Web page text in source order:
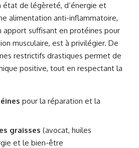
état de légèreté, d’énergie et
alimentation anti-inflammatoire,
apport suffisant en protéines pour
musculaire, est à privilégier. De
restrictifs drastiques permet de
positive, tout en respectant la
pour la réparation et la
graisses (avocat, huiles
et le bien-être